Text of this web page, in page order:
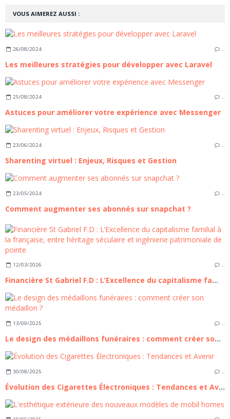
VOUS AIMEREZ AUSSI :
26/08/2024 …
Les meilleures stratégies pour développer avec Laravel
25/08/2024 …
Astuces pour améliorer votre expérience avec Messenger
23/06/2024 …
Sharenting virtuel : Enjeux, Risques et Gestion
23/05/2024 …
Comment augmenter ses abonnés sur snapchat ?
12/03/2026 …
Financière St Gabriel F.D : L’Excellence du capitalisme familial à la française, entre héritage séculaire et ingénierie patrimoniale de pointe
13/09/2025 …
Le design des médaillons funéraires : comment créer son médaillon ?
30/08/2025
Évolution des Cigarettes Électroniques : Tendances et Avenir